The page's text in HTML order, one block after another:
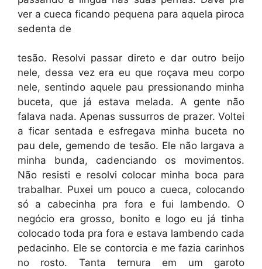
ver a cueca ficando pequena para aquela piroca
sedenta de
tesão. Resolvi passar direto e dar outro beijo
nele, dessa vez era eu que roçava meu corpo
nele, sentindo aquele pau pressionando minha
buceta, que já estava melada. A gente não
falava nada. Apenas sussurros de prazer. Voltei
a ficar sentada e esfregava minha buceta no
pau dele, gemendo de tesão. Ele não largava a
minha bunda, cadenciando os movimentos.
Não resisti e resolvi colocar minha boca para
trabalhar. Puxei um pouco a cueca, colocando
só a cabecinha pra fora e fui lambendo. O
negócio era grosso, bonito e logo eu já tinha
colocado toda pra fora e estava lambendo cada
pedacinho. Ele se contorcia e me fazia carinhos
no rosto. Tanta ternura em um garoto